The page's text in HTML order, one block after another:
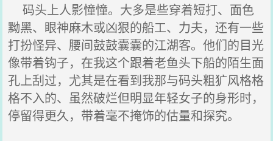
码头上人影憧憧。大多是些穿着短打、面色
黝黑、眼神麻木或凶狠的船工、力夫，还有一些
打扮怪异、腰间鼓鼓囊囊的江湖客。他们的目光
像带着钩子，在我这个跟着老鱼头下船的陌生面
孔上刮过，尤其是在看到我那与码头粗犷风格格
格不入的、虽然破烂但明显年轻女子的身形时，
停留得更久，带着毫不掩饰的估量和探究。